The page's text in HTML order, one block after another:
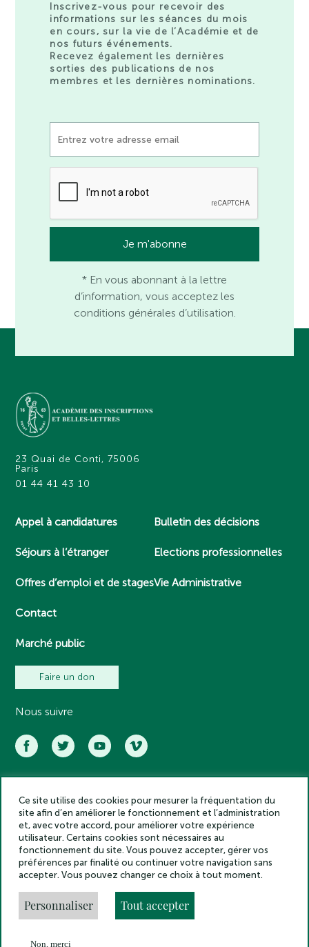
Inscrivez-vous pour recevoir des
informations sur les séances du mois
en cours, sur la vie de l’Académie et de
nos futurs événements.
Recevez également les dernières
sorties des publications de nos
membres et les dernières nominations.
* En vous abonnant à la lettre
d’information, vous acceptez les
conditions générales d’utilisation.
23 Quai de Conti, 75006
Paris
01 44 41 43 10
Appel à candidatures
Séjours à l’étranger
Offres d’emploi et de stages
Contact
Marché public
Bulletin des décisions
Elections professionnelles
Vie Administrative
Faire un don
Nous suivre
Académie des inscriptions et belles lettres – Tous droits réservés
2025
Politique de confidentialité
Mentions légales
Crédits
Gestion des cookies
Made by
Ce site utilise des cookies pour mesurer la fréquentation du
site afin d’en améliorer le fonctionnement et l’administration
et, avec votre accord, pour améliorer votre expérience
utilisateur. Certains cookies sont nécessaires au
fonctionnement du site. Vous pouvez accepter, gérer vos
préférences par finalité ou continuer votre navigation sans
accepter. Vous pouvez changer ce choix à tout moment.
Personnaliser Tout accepter
Non, merci